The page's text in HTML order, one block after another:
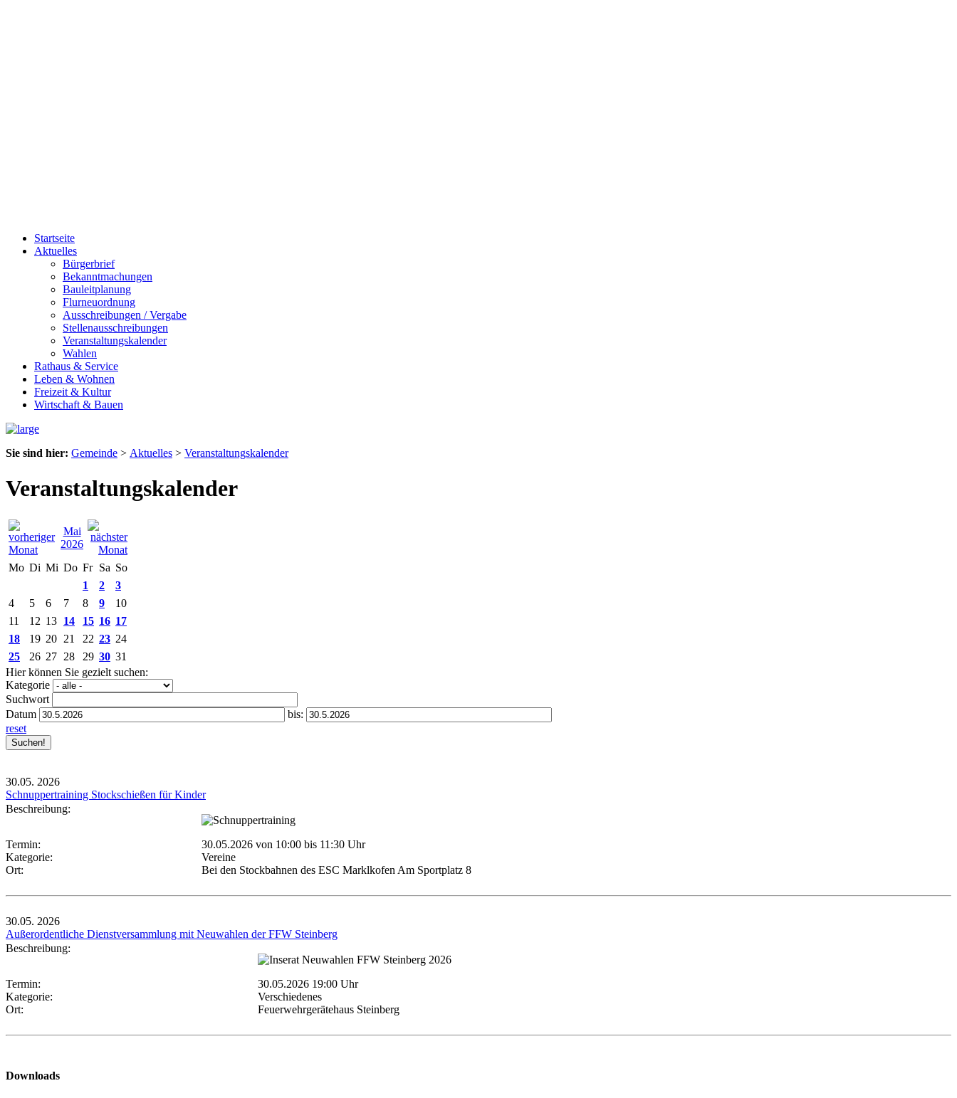
Startseite
Aktuelles
Bürgerbrief
Bekanntmachungen
Bauleitplanung
Flurneuordnung
Ausschreibungen / Vergabe
Stellenausschreibungen
Veranstaltungskalender
Wahlen
Rathaus & Service
Leben & Wohnen
Freizeit & Kultur
Wirtschaft & Bauen
Sie sind hier: Gemeinde > Aktuelles > Veranstaltungskalender
Veranstaltungskalender
Mai
2026
Mo Di Mi Do Fr Sa So
1
2
3
4
5 6 7 8 9
10
11
12 13 14 15 16 17
18
19 20 21 22 23 24
25
26 27 28 29 30 31
Hier können Sie gezielt suchen:
Kategorie
Suchwort
Datum
bis:
reset
30.05. 2026
Schnuppertraining Stockschießen für Kinder
Beschreibung:
Termin: 30.05.2026 von 10:00 bis 11:30 Uhr
Kategorie:
Vereine
Ort:
Bei den Stockbahnen des ESC Marklkofen Am Sportplatz 8
30.05. 2026
Außerordentliche Dienstversammlung mit Neuwahlen der FFW Steinberg
Beschreibung:
Termin:
30.05.2026 19:00 Uhr
Kategorie:
Verschiedenes
Ort:
Feuerwehrgerätehaus Steinberg
Downloads